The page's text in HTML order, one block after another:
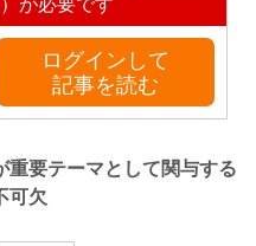
ログインして
記事を読む
重要テーマとして関与する
可欠